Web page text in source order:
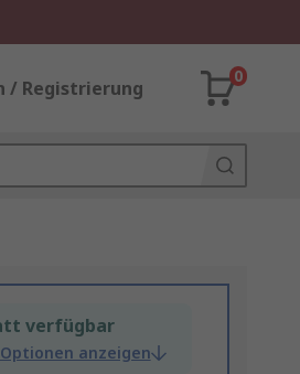
/ Registrierung
0
verfügbar
anzeigen